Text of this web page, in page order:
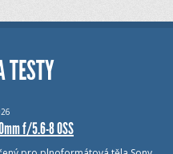
TESTY
f/5.6-8 OSS